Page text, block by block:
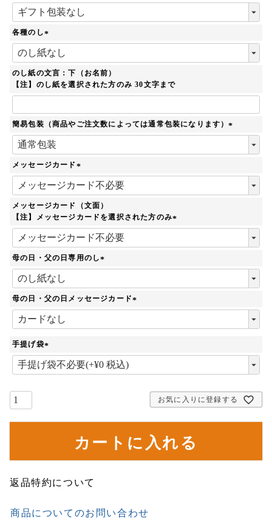
必
各種のし
(
必
須
)
のし紙の文言：下（お名前）
【注】のし紙を選択された方のみ 30文字まで
簡易包装（商品やご注文数によっては通常包装になります）
メッセージカード
須
)
メッセージカード（文面）
【注】メッセージカードを選択された方のみ
母の日・父の日専用のし
須
母の日・父の日メッセージカード
手提げ袋
(
必
お気に入りに登録する
カートに入れる
返品特約について
商品についてのお問い合わせ